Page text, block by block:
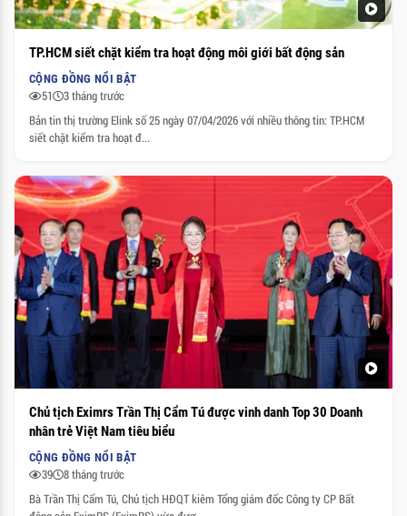
TP.HCM siết chặt kiểm tra hoạt động môi giới bất động sản
CỘNG ĐỒNG NỔI BẬT
51
3 tháng trước
Bản tin thị trường Elink số 25 ngày 07/04/2026 với nhiều thông tin: TP.HCM
siết chặt kiểm tra hoạt đ...
Chủ tịch Eximrs Trần Thị Cẩm Tú được vinh danh Top 30 Doanh
nhân trẻ Việt Nam tiêu biểu
CỘNG ĐỒNG NỔI BẬT
39
8 tháng trước
Bà Trần Thị Cẩm Tú, Chủ tịch HĐQT kiêm Tổng giám đốc Công ty CP Bất